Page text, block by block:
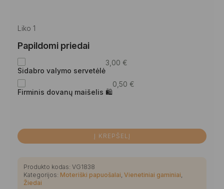
Liko 1
Papildomi priedai
Sidabro valymo servetėlė
3,00 €
Firminis dovanų maišelis 🛍
0,50 €
Į KREPŠELĮ
Produkto kodas: VG1838
Kategorijos: Moteriški papuošalai Vienetiniai gaminiai
Žiedai